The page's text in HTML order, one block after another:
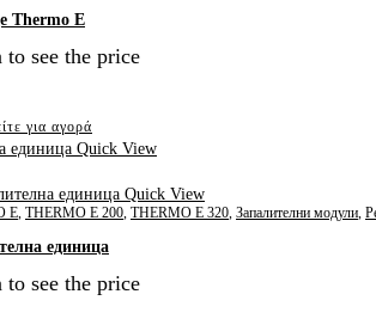
Thermo E
see the price
για αγορά
Quick View
Quick View
E, THERMO E 200, THERMO E 320, Запалителни модули,
единица
see the price